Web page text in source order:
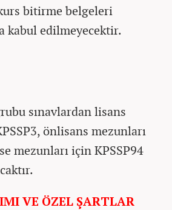
bitirme belgeleri
kabul edilmeyecektir.
sınavlardan lisans
önlisans mezunları
mezunları için KPSSP94
VE ÖZEL ŞARTLAR